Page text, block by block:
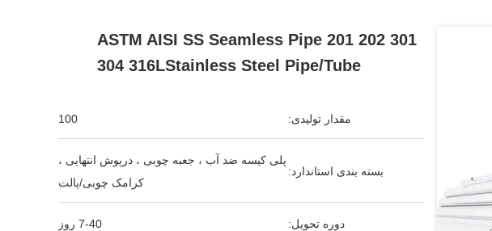
ASTM AISI SS Seamless Pipe 201 202 301
304 316LStainless Steel Pipe/Tube
مقدار تولیدی: 100
بسته بندی استاندارد:
پلی کیسه ضد آب ، جعبه چوبی ، درپوش انتهایی ،
کرامک چوبی/پالت
دوره تحویل: 7-40 روز